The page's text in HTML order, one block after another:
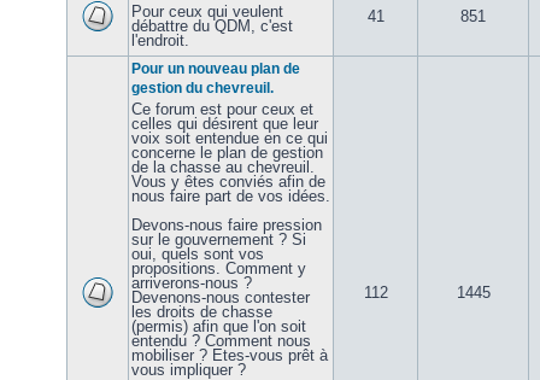
Pour ceux qui veulent
débattre du QDM, c'est
l'endroit.
41 851
Pour un nouveau plan de
gestion du chevreuil.
Ce forum est pour ceux et
celles qui désirent que leur
voix soit entendue en ce qui
concerne le plan de gestion
de la chasse au chevreuil.
Vous y êtes conviés afin de
nous faire part de vos idées.
Devons-nous faire pression
sur le gouvernement ? Si
oui, quels sont vos
propositions. Comment y
arriverons-nous ?
Devenons-nous contester
les droits de chasse
(permis) afin que l'on soit
entendu ? Comment nous
mobiliser ? Etes-vous prêt à
vous impliquer ?
112 1445